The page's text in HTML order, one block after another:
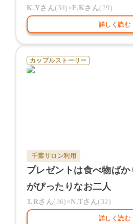
K.Yさん( 34)×F.Kさん(29)
詳しく読む
カップルストーリー
千葉サロン利用
プレゼントは食べ物ば
がぴったりなお二人
T.Rさん( 36)×N.Tさん( 32)
詳しく読む